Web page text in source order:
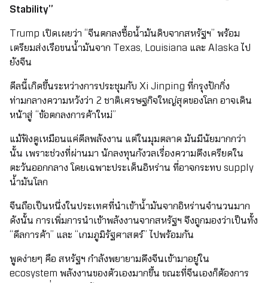
Stability”
Trump เปิดเผยว่า “จีนตกลงซื้อน้ำมันดิบจากสหรัฐฯ” พร้อม
เตรียมส่งเรือขนน้ำมันจาก Texas, Louisiana และ Alaska ไป
ยังจีน
ดีลนี้เกิดขึ้นระหว่างการประชุมกับ Xi Jinping ที่กรุงปักกิ่ง
ท่ามกลางความหวังว่า 2 ชาติเศรษฐกิจใหญ่สุดของโลก อาจเดิน
หน้าสู่ “ข้อตกลงการค้าใหม่”
แม้ฟังดูเหมือนแค่ดีลพลังงาน แต่ในมุมตลาด มันมีนัยมากกว่า
นั้น เพราะช่วงที่ผ่านมา นักลงทุนกังวลเรื่องความตึงเครียดใน
ตะวันออกกลาง โดยเฉพาะประเด็นอิหร่าน ที่อาจกระทบ supply
น้ำมันโลก
จีนถือเป็นหนึ่งในประเทศที่นำเข้าน้ำมันจากอิหร่านจำนวนมาก
ดังนั้น การเพิ่มการนำเข้าพลังงานจากสหรัฐฯ จึงถูกมองว่าเป็นทั้ง
“ดีลการค้า” และ “เกมภูมิรัฐศาสตร์” ไปพร้อมกัน
พูดง่ายๆ คือ สหรัฐฯ กำลังพยายามดึงจีนเข้ามาอยู่ใน
ecosystem พลังงานของตัวเองมากขึ้น ขณะที่จีนเองก็ต้องการ